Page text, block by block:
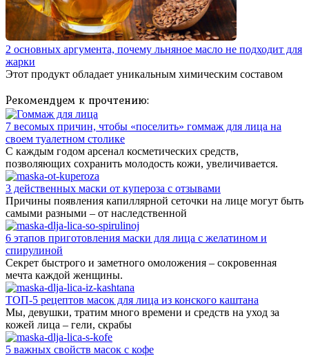
2 основных аргумента, почему льняное масло не подходит для
жарки
Этот продукт обладает уникальным химическим составом
Рекомендуем к прочтению:
7 весомых причин, чтобы «поселить» гоммаж для лица на
своем туалетном столике
С каждым годом арсенал косметических средств,
позволяющих сохранить молодость кожи, увеличивается.
3 действенных маски от купероза с отзывами
Причины появления капиллярной сеточки на лице могут быть
самыми разными – от наследственной
6 этапов приготовления маски для лица с желатином и
спирулиной
Секрет быстрого и заметного омоложения – сокровенная
мечта каждой женщины.
ТОП-5 рецептов масок для лица из конского каштана
Мы, девушки, тратим много времени и средств на уход за
кожей лица – гели, скрабы
5 важных свойств масок с кофе